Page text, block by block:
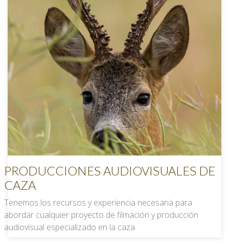
PRODUCCIONES AUDIOVISUALES DE
CAZA
Tenemos los recursos y experiencia necesaria para
abordar cualquier proyecto de filmación y producción
audiovisual especializado en la caza.